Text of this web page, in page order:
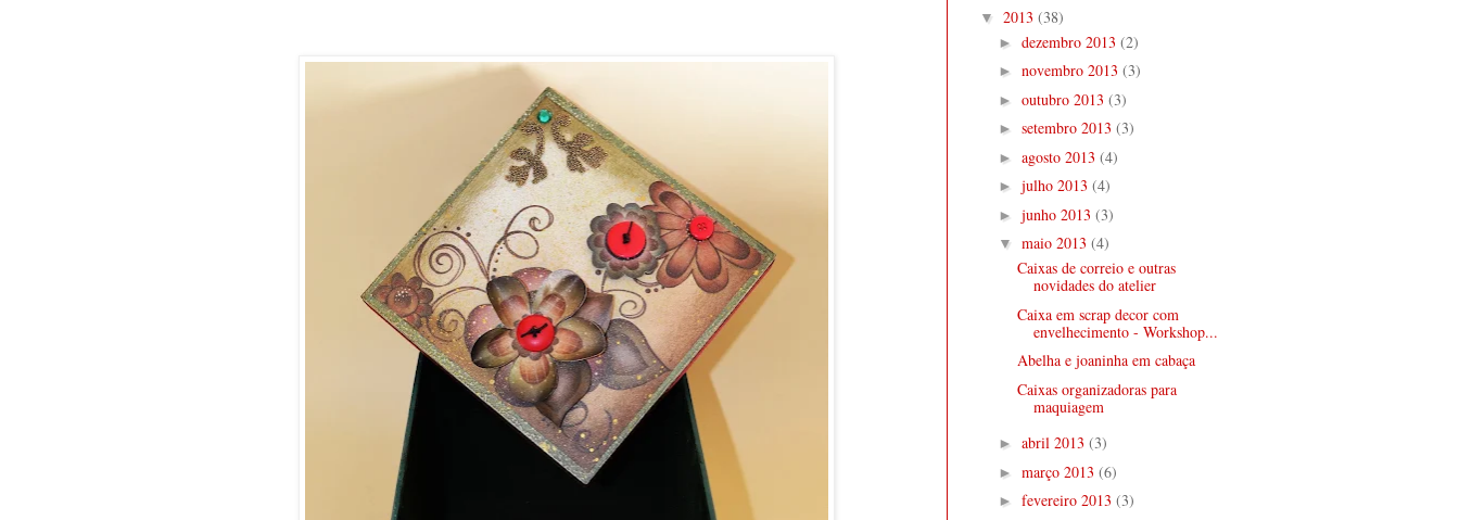
▼ 2013 (38)
► dezembro 2013 (2)
► novembro 2013 (3)
► outubro 2013 (3)
► setembro 2013 (3)
► agosto 2013 (4)
► julho 2013 (4)
► junho 2013 (3)
▼ maio 2013 (4)
Caixas de correio e outras
novidades do atelier
Caixa em scrap decor com
envelhecimento - Workshop...
Abelha e joaninha em cabaça
Caixas organizadoras para
maquiagem
► abril 2013 (3)
► março 2013 (6)
► fevereiro 2013 (3)